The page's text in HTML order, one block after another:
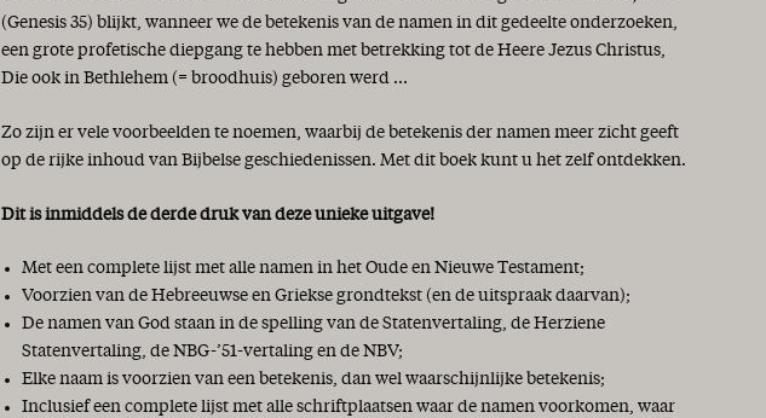
(Genesis 35) blijkt, wanneer we de betekenis van de namen in dit gedeelte onderzoeken,
een grote profetische diepgang te hebben met betrekking tot de Heere Jezus Christus,
Die ook in Bethlehem (= broodhuis) geboren werd ...
Zo zijn er vele voorbeelden te noemen, waarbij de betekenis der namen meer zicht geeft
op de rijke inhoud van Bijbelse geschiedenissen. Met dit boek kunt u het zelf ontdekken.
Dit is inmiddels de derde druk van deze unieke uitgave!
Met een complete lijst met alle namen in het Oude en Nieuwe Testament;
Voorzien van de Hebreeuwse en Griekse grondtekst (en de uitspraak daarvan);
De namen van God staan in de spelling van de Statenvertaling, de Herziene
Statenvertaling, de NBG-’51-vertaling en de NBV;
Elke naam is voorzien van een betekenis, dan wel waarschijnlijke betekenis;
Inclusief een complete lijst met alle schriftplaatsen waar de namen voorkomen, waar